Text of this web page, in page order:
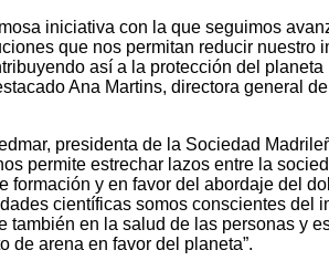
iniciativa con la que seguimos
que nos permitan reducir nuestro
así a la protección del planeta
Ana Martins, directora general
presidenta de la Sociedad
permite estrechar lazos entre la
formación y en favor del abordaje del
científicas somos conscientes del
también en la salud de las personas y
de arena en favor del planeta”.